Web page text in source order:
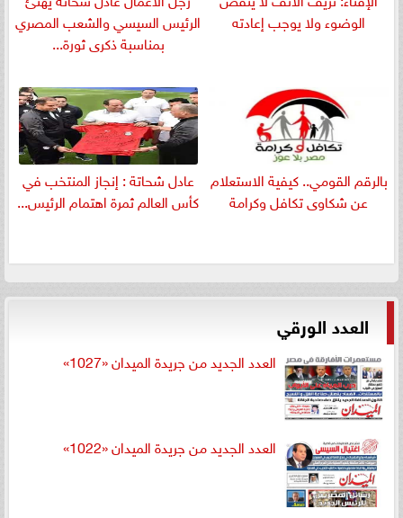
الوضوء ولا يوجب إعادته
الرئيس السيسي والشعب المصري
بمناسبة ذكرى ثورة...
بالرقم القومي.. كيفية الاستعلام
عن شكاوى تكافل وكرامة
عادل شحاتة : إنجاز المنتخب في
كأس العالم ثمرة اهتمام الرئيس...
العدد الورقي
العدد الجديد من جريدة الميدان «1027»
العدد الجديد من جريدة الميدان «1022»